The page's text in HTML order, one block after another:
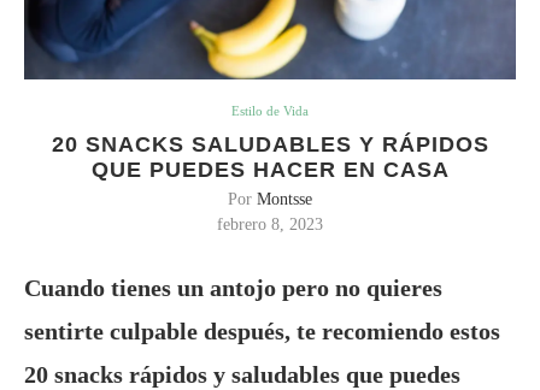
Estilo de Vida
20 SNACKS SALUDABLES Y RÁPIDOS
QUE PUEDES HACER EN CASA
Por Montsse
febrero 8, 2023
Cuando tienes un antojo pero no quieres
sentirte culpable después, te recomiendo estos
20 snacks rápidos y saludables que puedes